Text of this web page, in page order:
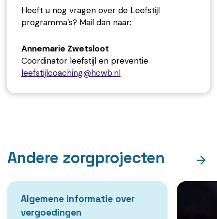
Heeft u nog vragen over de Leefstijl
programma’s? Mail dan naar:
Annemarie Zwetsloot
Coördinator leefstijl en preventie
leefstijlcoaching@hcwb.nl
Andere zorgprojecten
Algemene informatie over
vergoedingen